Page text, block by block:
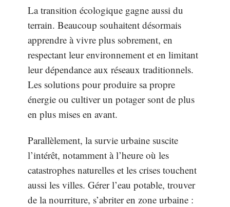
La transition écologique gagne aussi du
terrain. Beaucoup souhaitent désormais
apprendre à vivre plus sobrement, en
respectant leur environnement et en limitant
leur dépendance aux réseaux traditionnels.
Les solutions pour produire sa propre
énergie ou cultiver un potager sont de plus
en plus mises en avant.
Parallèlement, la survie urbaine suscite
l’intérêt, notamment à l’heure où les
catastrophes naturelles et les crises touchent
aussi les villes. Gérer l’eau potable, trouver
de la nourriture, s’abriter en zone urbaine :